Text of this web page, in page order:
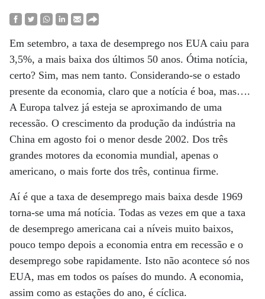
Em setembro, a taxa de desemprego nos EUA caiu para
3,5%, a mais baixa dos últimos 50 anos. Ótima notícia,
certo? Sim, mas nem tanto. Considerando-se o estado
presente da economia, claro que a notícia é boa, mas….
A Europa talvez já esteja se aproximando de uma
recessão. O crescimento da produção da indústria na
China em agosto foi o menor desde 2002. Dos três
grandes motores da economia mundial, apenas o
americano, o mais forte dos três, continua firme.
Aí é que a taxa de desemprego mais baixa desde 1969
torna-se uma má notícia. Todas as vezes em que a taxa
de desemprego americana cai a níveis muito baixos,
pouco tempo depois a economia entra em recessão e o
desemprego sobe rapidamente. Isto não acontece só nos
EUA, mas em todos os países do mundo. A economia,
assim como as estações do ano, é cíclica.